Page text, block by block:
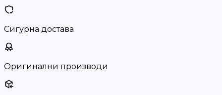
Сигурна достава
Оригинални производи